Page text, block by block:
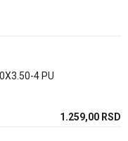
4 PU
1.259,00 RSD